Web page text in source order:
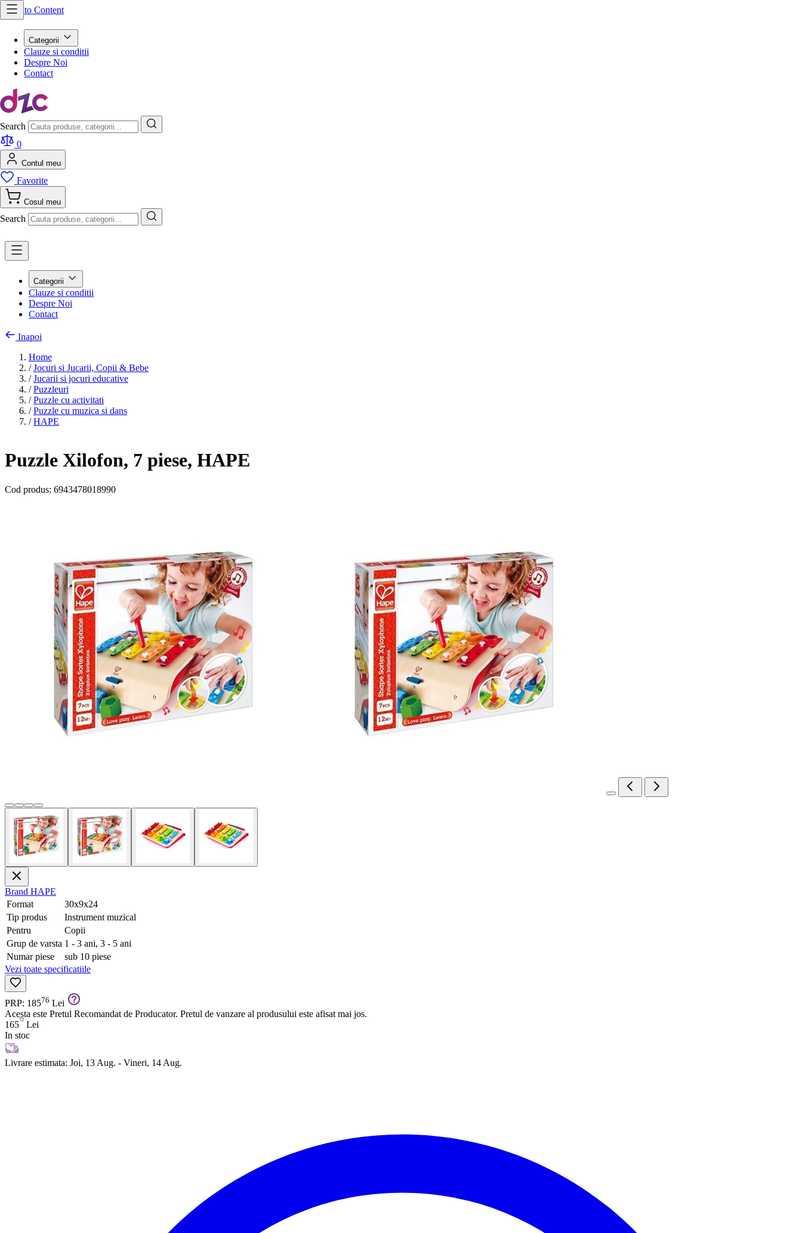
Skip to Content
Categorii
Clauze si conditii
Despre Noi
Contact
Search
0
Contul meu
Favorite
Cosul meu
Search
Categorii
Clauze si conditii
Despre Noi
Contact
Inapoi
Home
/ Jocuri si Jucarii, Copii & Bebe
/ Jucarii si jocuri educative
/ Puzzleuri
/ Puzzle cu activitati
/ Puzzle cu muzica si dans
/ HAPE
Puzzle Xilofon, 7 piese, HAPE
Cod produs: 6943478018990
Brand HAPE
Format
30x9x24
Tip produs
Instrument muzical
Pentru
Copii
Grup de varsta 1 - 3 ani, 3 - 5 ani
Numar piese
sub 10 piese
Vezi toate specificatiile
PRP: 18576 Lei
Acesta este Pretul Recomandat de Producator. Pretul de vanzare al produsului este afisat mai jos.
16572 Lei
In stoc
Livrare estimata: Joi, 13 Aug. - Vineri, 14 Aug.